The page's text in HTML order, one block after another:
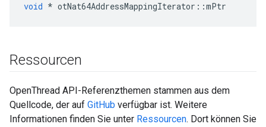
void * otNat64AddressMappingIterator ::mPtr
Ressourcen
OpenThread API-Referenzthemen stammen aus dem
Quellcode, der auf GitHub verfügbar ist. Weitere
Informationen finden Sie unter Ressourcen. Dort können Sie